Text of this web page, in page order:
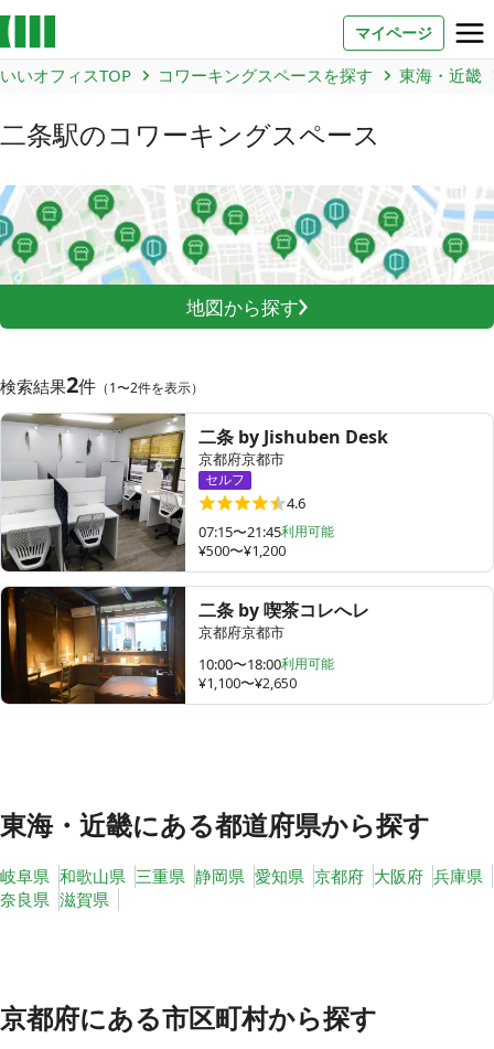
マイページ
よくあるご質問
法人での利用
いいオフィス（コワーキングスペース）
いい会議室（会議室専用スペース）
FCオーナー募集
コワーキング運営DXシステム
E Solution
その他
トピックス
いいオフィスTOP コワーキングスペースを探す 東海・近畿
二条駅のコワーキングスペース
地図から探す
検索結果2件 （1〜2件を表示）
二条 by Jishuben Desk
京都府京都市
セルフ
4.6
07:15〜21:45利用可能
¥500〜¥1,200
二条 by 喫茶コレへレ
京都府京都市
10:00〜18:00利用可能
¥1,100〜¥2,650
東海・近畿にある都道府県から探す
岐阜県 和歌山県 三重県 静岡県 愛知県 京都府 大阪府 兵庫県
奈良県 滋賀県
京都府にある市区町村から探す